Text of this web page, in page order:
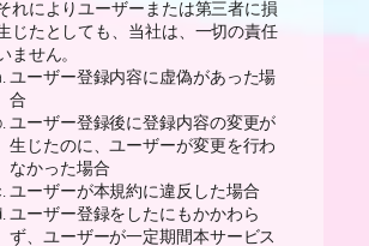
れによりユーザーまたは第三者に損
じたとしても、当社は、一切の責任
ません。
ユーザー登録内容に虚偽があった場
合
ユーザー登録後に登録内容の変更が
生じたのに、ユーザーが変更を行わ
なかった場合
ユーザーが本規約に違反した場合
ユーザー登録をしたにもかかわら
ず、ユーザーが一定期間本サービス